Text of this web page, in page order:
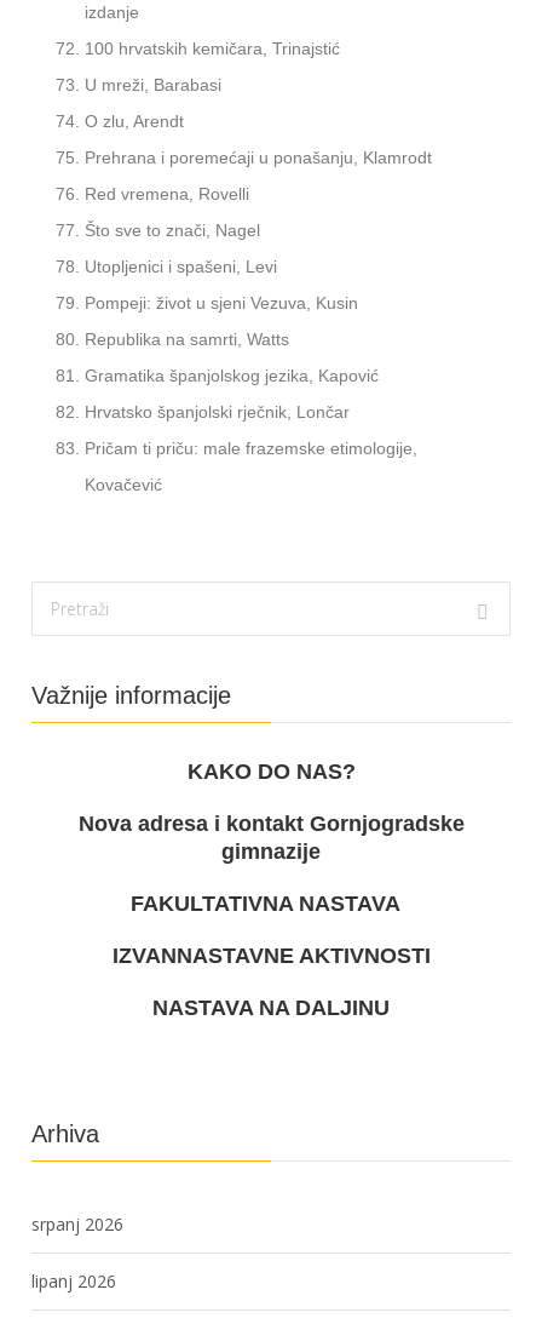
izdanje
100 hrvatskih kemičara, Trinajstić
U mreži, Barabasi
O zlu, Arendt
Prehrana i poremećaji u ponašanju, Klamrodt
Red vremena, Rovelli
Što sve to znači, Nagel
Utopljenici i spašeni, Levi
Pompeji: život u sjeni Vezuva, Kusin
Republika na samrti, Watts
Gramatika španjolskog jezika, Kapović
Hrvatsko španjolski rječnik, Lončar
Pričam ti priču: male frazemske etimologije,
Kovačević
Važnije informacije
KAKO DO NAS?
Nova adresa i kontakt Gornjogradske
gimnazije
FAKULTATIVNA NASTAVA
IZVANNASTAVNE AKTIVNOSTI
NASTAVA NA DALJINU
Arhiva
srpanj 2026
lipanj 2026